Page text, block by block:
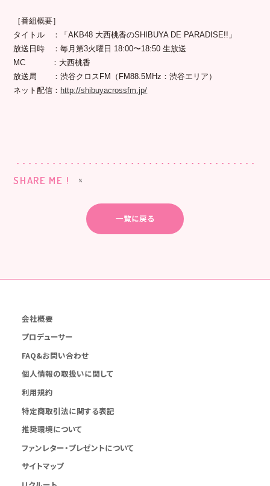
［番組概要］
タイトル ：「AKB48 大西桃香のSHIBUYA DE PARADISE!!」
放送日時 ：毎月第3火曜日 18:00〜18:50 生放送
MC ：大西桃香
放送局 ：渋谷クロスFM（FM88.5MHz：渋谷エリア）
ネット配信： http://shibuyacrossfm.jp/
SHARE ME !
一覧に戻る
会社概要
プロデューサー
FAQ&お問い合わせ
個人情報の取扱いに関して
利用規約
特定商取引法に関する表記
推奨環境について
ファンレター・プレゼントについて
サイトマップ